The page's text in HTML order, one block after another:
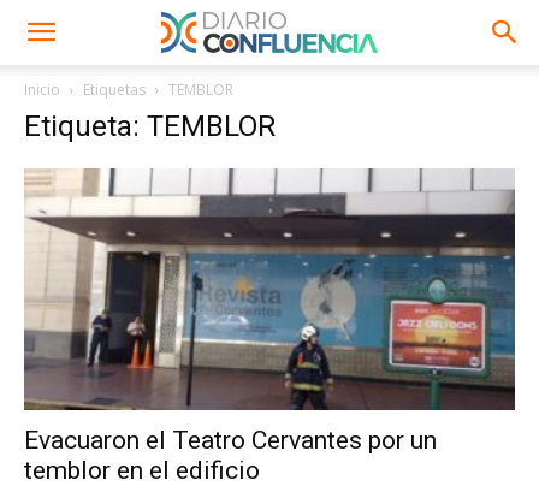
Inicio Etiquetas TEMBLOR
Etiqueta: TEMBLOR
Evacuaron el Teatro Cervantes por un
temblor en el edificio